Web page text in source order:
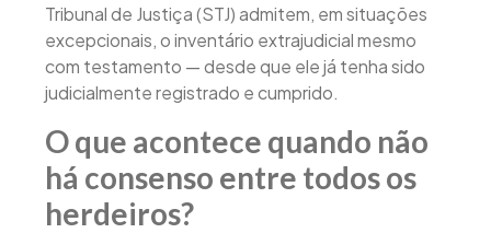
Tribunal de Justiça (STJ) admitem, em situações
excepcionais, o inventário extrajudicial mesmo
com testamento — desde que ele já tenha sido
judicialmente registrado e cumprido.
O que acontece quando não
há consenso entre todos os
herdeiros?